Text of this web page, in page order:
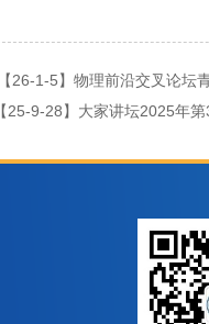
【26-1-5】物理前沿交叉论
【25-9-28】大家讲坛2025年